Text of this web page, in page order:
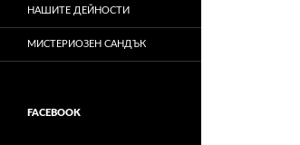
НАШИТЕ ДЕЙНОСТИ
МИСТЕРИОЗЕН САНДЪК
FACEBOOK